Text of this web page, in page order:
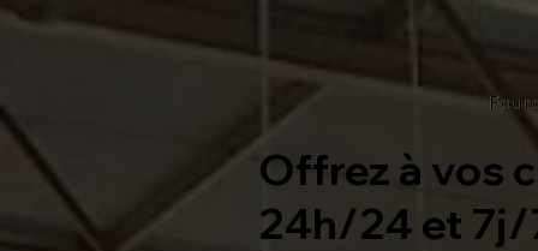
Offrez à vos
24h/24 et 7j/